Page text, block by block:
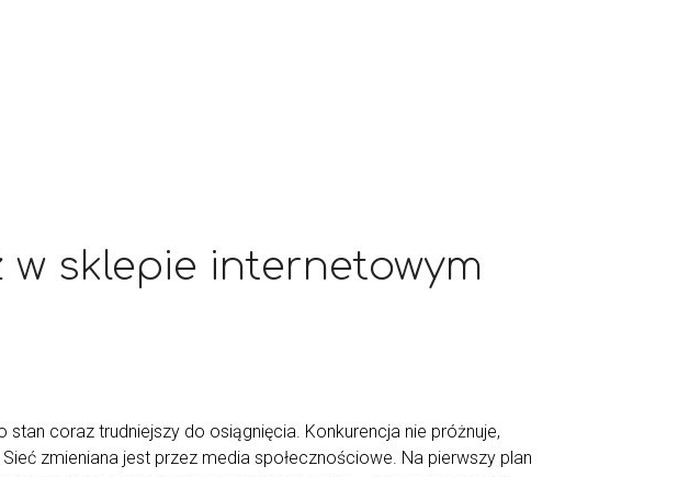
w sklepie internetowym
coraz trudniejszy do osiągnięcia. Konkurencja nie próżnuje,
zmieniana jest przez media społecznościowe. Na pierwszy plan